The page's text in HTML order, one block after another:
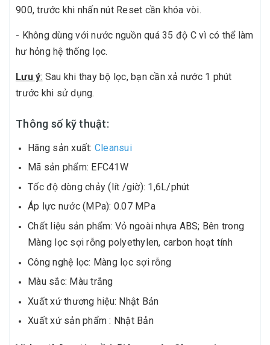
900, trước khi nhấn nút Reset cần khóa vòi.
- Không dùng với nước nguồn quá 35 độ C vì có thể làm
hư hỏng hệ thống lọc.
Lưu ý: Sau khi thay bộ lọc, bạn cần xả nước 1 phút
trước khi sử dụng.
Thông số kỹ thuật:
Hãng sản xuất: Cleansui
Mã sản phẩm: EFC41W
Tốc độ dòng chảy (lít /giờ): 1,6L/phút
Áp lực nước (MPa): 0.07 MPa
Chất liệu sản phẩm: Vỏ ngoài nhựa ABS; Bên trong
Màng lọc sợi rỗng polyethylen, carbon hoạt tính
Công nghệ lọc: Màng lọc sợi rỗng
Màu sắc: Màu trắng
Xuất xứ thương hiệu: Nhật Bản
Xuất xứ sản phẩm : Nhật Bản